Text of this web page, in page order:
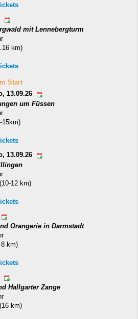
mit Lennebergturm
km)
Start
13.09.26
um Füssen
15km)
13.09.26
12 km)
Orangerie in Darmstadt
8 km)
Hallgarter Zange
km)